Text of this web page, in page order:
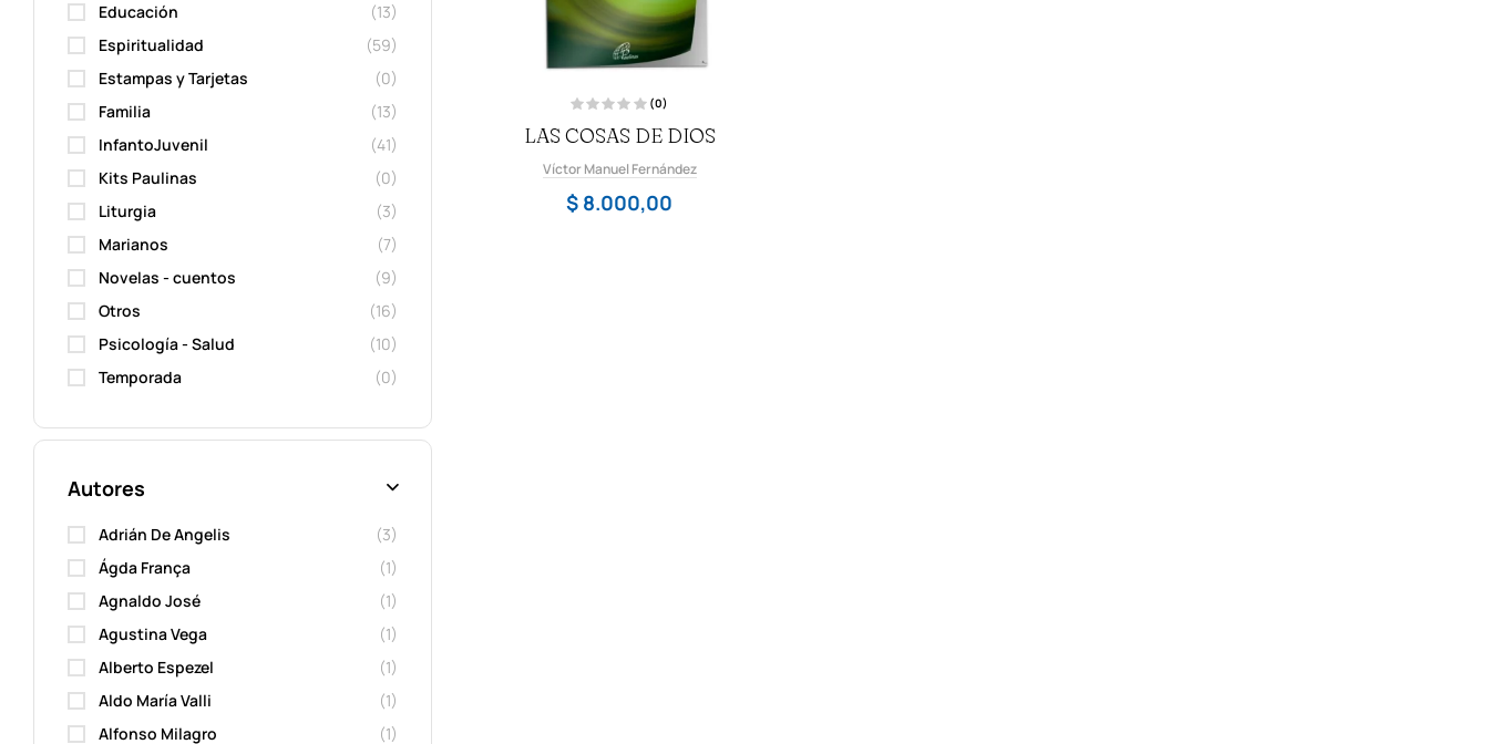
a
l
r
a
d
o
(0)
LAS COSAS DE DIOS
Víctor Manuel Fernández
$ 8.000,00
Educación
(13)
Espiritualidad
(59)
Estampas y Tarjetas
(0)
Familia
(13)
InfantoJuvenil
(41)
Kits Paulinas
(0)
Liturgia
(3)
Marianos
(7)
Novelas - cuentos
(9)
Otros
(16)
Psicología - Salud
(10)
Temporada
(0)
Autores
Adrián De Angelis
(3)
Ágda França
(1)
Agnaldo José
(1)
Agustina Vega
(1)
Alberto Espezel
(1)
Aldo María Valli
(1)
Alfonso Milagro
(1)